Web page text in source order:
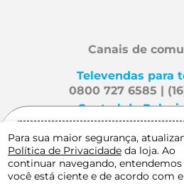
Para sua maior segurança,
Política de Privacidade da loja. Ao
continuar navegando, entendemos
você está ciente e de acordo com
Gostaria de receber
este produto estiver
Canais de
Televendas para
0800 727 6585 |
Central de
Fale
Mafra Especialidades é uma